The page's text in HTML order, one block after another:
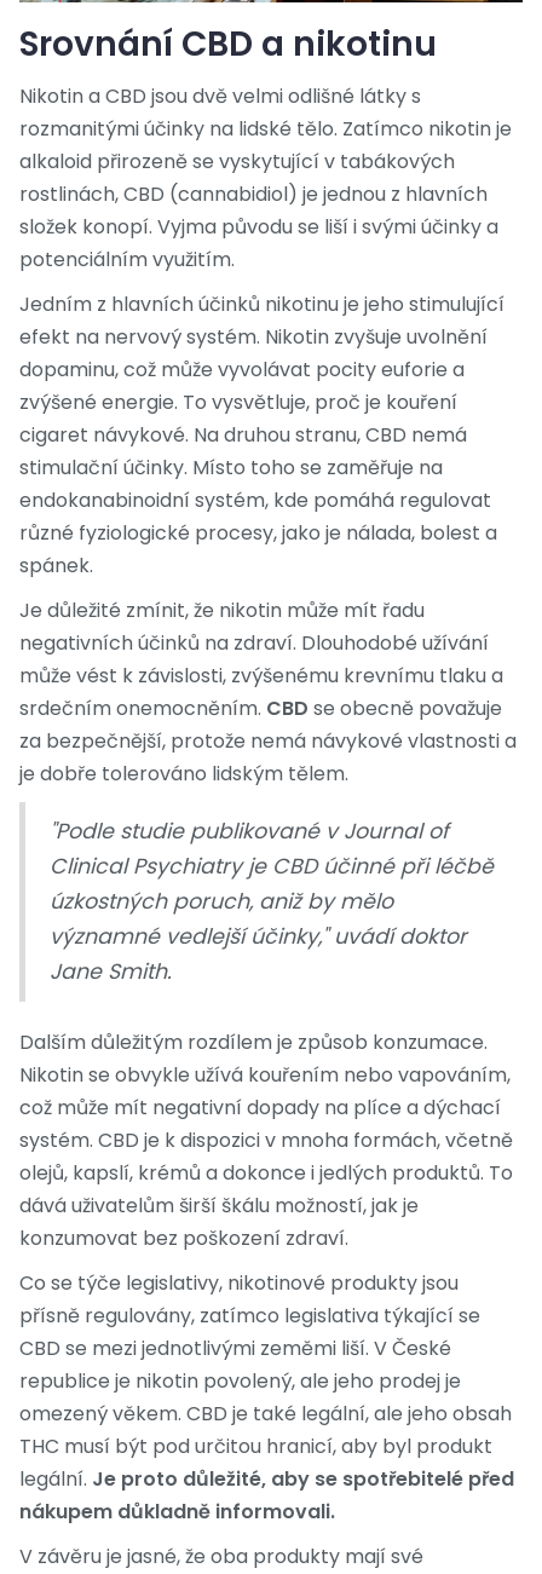
Srovnání CBD a nikotinu
Nikotin a CBD jsou dvě velmi odlišné látky s
rozmanitými účinky na lidské tělo. Zatímco nikotin je
alkaloid přirozeně se vyskytující v tabákových
rostlinách, CBD (cannabidiol) je jednou z hlavních
složek konopí. Vyjma původu se liší i svými účinky a
potenciálním využitím.
Jedním z hlavních účinků nikotinu je jeho stimulující
efekt na nervový systém. Nikotin zvyšuje uvolnění
dopaminu, což může vyvolávat pocity euforie a
zvýšené energie. To vysvětluje, proč je kouření
cigaret návykové. Na druhou stranu, CBD nemá
stimulační účinky. Místo toho se zaměřuje na
endokanabinoidní systém, kde pomáhá regulovat
různé fyziologické procesy, jako je nálada, bolest a
spánek.
Je důležité zmínit, že nikotin může mít řadu
negativních účinků na zdraví. Dlouhodobé užívání
může vést k závislosti, zvýšenému krevnímu tlaku a
srdečním onemocněním. CBD se obecně považuje
za bezpečnější, protože nemá návykové vlastnosti a
je dobře tolerováno lidským tělem.
"Podle studie publikované v Journal of
Clinical Psychiatry je CBD účinné při léčbě
úzkostných poruch, aniž by mělo
významné vedlejší účinky," uvádí doktor
Jane Smith.
Dalším důležitým rozdílem je způsob konzumace.
Nikotin se obvykle užívá kouřením nebo vapováním,
což může mít negativní dopady na plíce a dýchací
systém. CBD je k dispozici v mnoha formách, včetně
olejů, kapslí, krémů a dokonce i jedlých produktů. To
dává uživatelům širší škálu možností, jak je
konzumovat bez poškození zdraví.
Co se týče legislativy, nikotinové produkty jsou
přísně regulovány, zatímco legislativa týkající se
CBD se mezi jednotlivými zeměmi liší. V České
republice je nikotin povolený, ale jeho prodej je
omezený věkem. CBD je také legální, ale jeho obsah
THC musí být pod určitou hranicí, aby byl produkt
legální. Je proto důležité, aby se spotřebitelé před
nákupem důkladně informovali.
V závěru je jasné, že oba produkty mají své